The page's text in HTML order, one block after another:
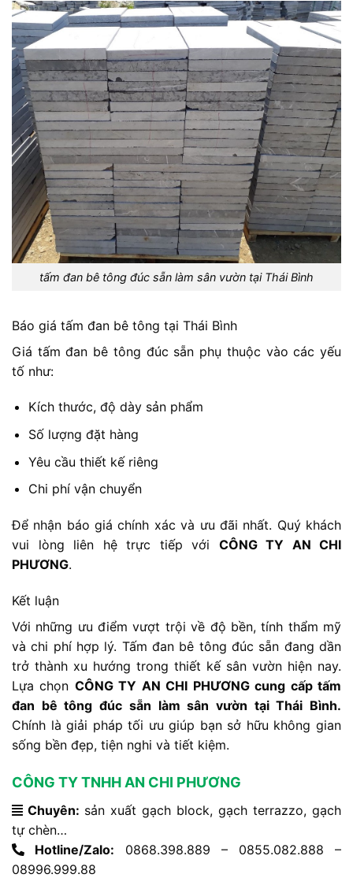
tấm đan bê tông đúc sẵn làm sân vườn tại Thái Bình
Báo giá tấm đan bê tông tại Thái Bình
Giá tấm đan bê tông đúc sẵn phụ thuộc vào các yếu
tố như:
Kích thước, độ dày sản phẩm
Số lượng đặt hàng
Yêu cầu thiết kế riêng
Chi phí vận chuyển
Để nhận báo giá chính xác và ưu đãi nhất. Quý khách
vui lòng liên hệ trực tiếp với CÔNG TY AN CHI
PHƯƠNG.
Kết luận
Với những ưu điểm vượt trội về độ bền, tính thẩm mỹ
và chi phí hợp lý. Tấm đan bê tông đúc sẵn đang dần
trở thành xu hướng trong thiết kế sân vườn hiện nay.
Lựa chọn CÔNG TY AN CHI PHƯƠNG cung cấp tấm
đan bê tông đúc sẵn làm sân vườn tại Thái Bình.
Chính là giải pháp tối ưu giúp bạn sở hữu không gian
sống bền đẹp, tiện nghi và tiết kiệm.
CÔNG TY TNHH AN CHI PHƯƠNG
Chuyên: sản xuất gạch block, gạch terrazzo, gạch
tự chèn…
Hotline/Zalo: 0868.398.889 – 0855.082.888 –
08996.999.88